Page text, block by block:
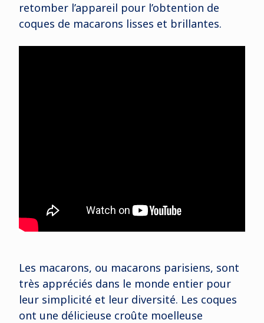
retomber l’appareil pour l’obtention de
coques de macarons lisses et brillantes.
Les macarons, ou macarons parisiens, sont
très appréciés dans le monde entier pour
leur simplicité et leur diversité. Les coques
ont une délicieuse croûte moelleuse